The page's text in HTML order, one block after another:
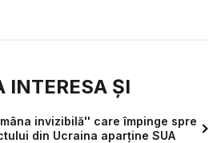
INTERESA ȘI
invizibilă'' care împinge spre
din Ucraina aparţine SUA